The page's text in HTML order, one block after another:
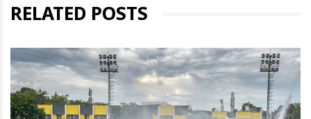
RELATED POSTS